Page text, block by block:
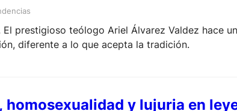
El prestigioso teólogo Ariel Álvarez Valdez hace
diferente a lo que acepta la tradición.
homosexualidad y lujuria en